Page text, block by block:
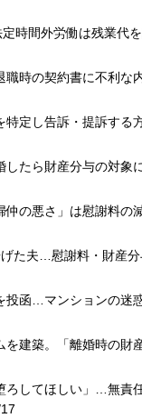
時間外労働は残業代
時の契約書に不利な
定し告訴・提訴する
たら財産分与の対象
仲の悪さ」は慰謝料の
た夫…慰謝料・財産
投函…マンションの迷
を建築。「離婚時の財
ろしてほしい」…無責